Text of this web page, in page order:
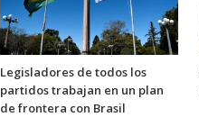
Legisladores de todos los
partidos trabajan en un plan
de frontera con Brasil